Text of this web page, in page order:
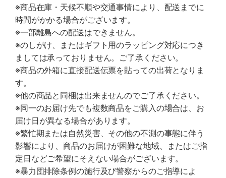
※商品在庫・天候不順や交通事情により、配送までに
時間がかかる場合がございます。
※一部離島への配送はできません。
※のしがけ、またはギフト用のラッピング対応につき
ましては承っておりません。ご了承ください。
※商品の外箱に直接配送伝票を貼っての出荷となりま
す。
※他の商品と同梱は出来ませんのでご了承ください。
※同一のお届け先でも複数商品をご購入の場合は、お
届け日が異なる場合があります。
※繁忙期または自然災害、その他の不測の事態に伴う
影響により、商品のお届けが困難な地域、またはご指
定日などご希望にそえない場合がございます。
※暴力団排除条例の施行及び警察からのご指導によ